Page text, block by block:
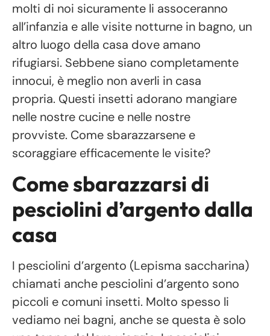
molti di noi sicuramente li assoceranno
all’infanzia e alle visite notturne in bagno, un
altro luogo della casa dove amano
rifugiarsi. Sebbene siano completamente
innocui, è meglio non averli in casa
propria. Questi insetti adorano mangiare
nelle nostre cucine e nelle nostre
provviste. Come sbarazzarsene e
scoraggiare efficacemente le visite?
Come sbarazzarsi di
pesciolini d’argento dalla
casa
I pesciolini d’argento (Lepisma saccharina)
chiamati anche pesciolini d’argento sono
piccoli e comuni insetti. Molto spesso li
vediamo nei bagni, anche se questa è solo